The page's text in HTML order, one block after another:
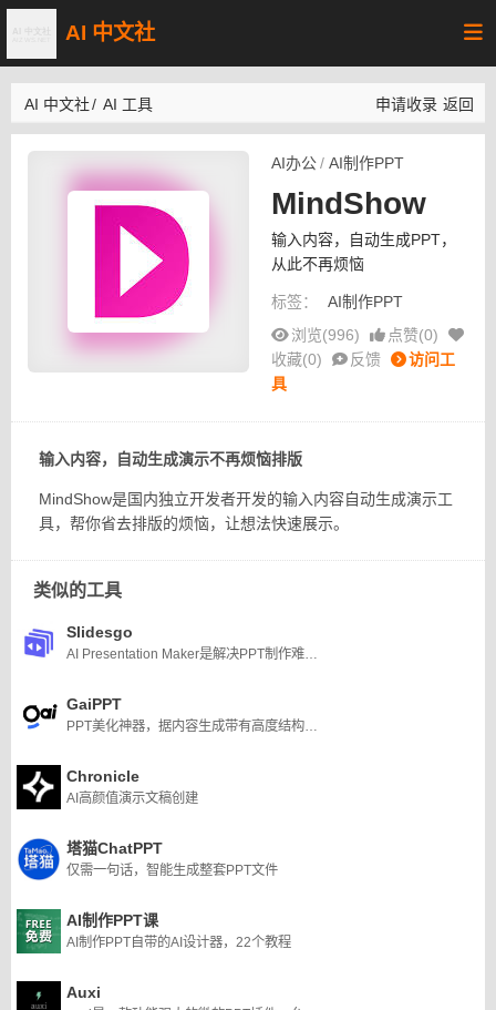
AI 中文社
AI 中文社/ AI 工具 申请收录 返回
AI办公/ AI制作PPT
MindShow
输入内容，自动生成PPT，
从此不再烦恼
标签：
AI制作PPT
浏览(996)
点赞(0)
收藏(0) 反馈
访问工
具
输入内容， 自动生成演示不再烦恼排版
MindShow是国内独立开发者开发的输入内容自动生成演示工
具，帮你省去排版的烦恼，让想法快速展示。
类似的工具
Slidesgo
AI Presentation Maker是解决PPT制作难题的理想选择
GaiPPT
PPT美化神器，据内容生成带有高度结构化可视化的PPT版式
Chronicle
AI高颜值演示文稿创建
塔猫ChatPPT
仅需一句话，智能生成整套PPT文件
AI制作PPT课
AI制作PPT自带的AI设计器，22个教程
Auxi